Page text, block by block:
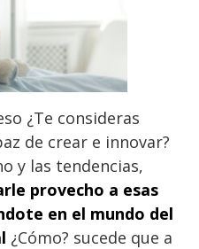
¿Te consideras
de crear e innovar?
y las tendencias,
provecho a esas
en el mundo del
¿Cómo? sucede que a